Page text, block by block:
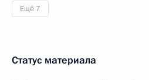
Ещё 7
Статус материала